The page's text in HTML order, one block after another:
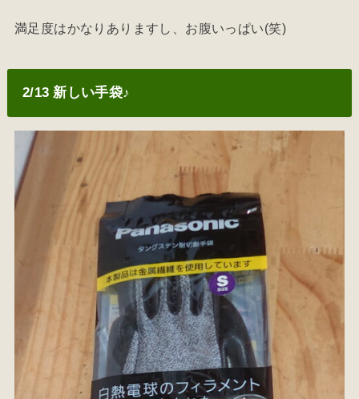
満足度はかなりありますし、お腹いっぱい(笑)
2/13 新しい手袋♪